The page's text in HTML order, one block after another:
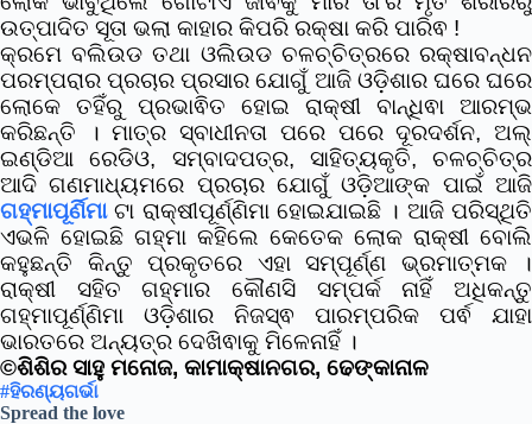
ଉତ୍ପାଦିତ ସୂତା ଭଲା କାହାର କିପରି ରକ୍ଷା କରି ପାରିଵ !
କ୍ରମେ ବଲିଉଡ ତଥା ଓଲିଉଡ ଚଳଚ୍ଚିତ୍ରରେ ରକ୍ଷାବନ୍ଧନ
ପରମ୍ପରାର ପ୍ରଚାର ପ୍ରସାର ଯୋଗୁଁ ଆଜି ଓଡ଼ିଶାର ଘରେ ଘରେ
ଲୋକେ ତହିଁରୁ ପ୍ରଭାଵିତ ହୋଇ ରାକ୍ଷୀ ବାନ୍ଧିଵା ଆରମ୍ଭ
କରିଛନ୍ତି ।ମାତ୍ର ସ୍ବାଧୀନତା ପରେ ପରେ ଦୂରଦର୍ଶନ, ଅଲ୍
ଇଣ୍ଡିଆ ରେଡିଓ, ସମ୍ବାଦପତ୍ର, ସାହିତ୍ୟକୃତି, ଚଳଚ୍ଚିତ୍ର
ଆଦି ଗଣମାଧ୍ୟମରେ ପ୍ରଚାର ଯୋଗୁଁ ଓଡ଼ିଆଙ୍କ ପାଇଁ ଆଜି
ଗହ୍ମାପୂର୍ଣିମାଟା ରାକ୍ଷୀପୂର୍ଣ୍ଣିମା ହୋଇଯାଇଛି । ଆଜି ପରିସ୍ଥିତି
ଏଭଳି ହୋଇଛି ଗହ୍ମା କହିଲେ କେତେକ ଲୋକ ରାକ୍ଷୀ ବୋଲି
କହୁଛନ୍ତି କିନ୍ତୁ ପ୍ରକୃତରେ ଏହା ସମ୍ପୂର୍ଣ୍ଣ ଭ୍ରମାତ୍ମକ ।
ରାକ୍ଷୀ ସହିତ ଗହ୍ମାର କୌଣସି ସମ୍ପର୍କ ନାହିଁ ଅଧିକନ୍ତୁ
ଗହ୍ମାପୂର୍ଣ୍ଣିମା ଓଡ଼ିଶାର ନିଜସ୍ଵ ପାରମ୍ପରିକ ପର୍ଵ ଯାହା
ଭାରତରେ ଅନ୍ୟତ୍ର ଦେଖିଵାକୁ ମିଳେନାହିଁ ।
©ଶିଶିର ସାହୁ ମନୋଜ, କାମାକ୍ଷାନଗର, ଢେଙ୍କାନାଳ
#ହିରଣ୍ୟଗର୍ଭା
Spread the love